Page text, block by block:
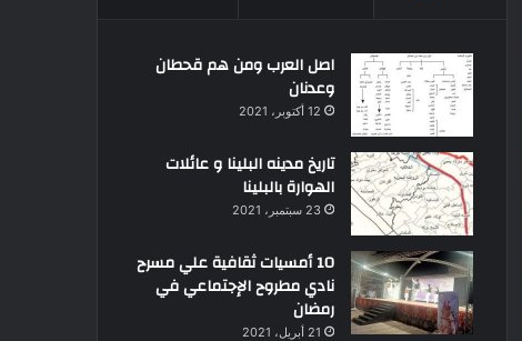
اصل العرب ومن هم قحطان
وعدنان
12 أكتوبر، 2021
تاريخ مدينه البلينا و عائلات
الهوارة بالبلينا
23 سبتمبر، 2021
10 أمسيات ثقافية علي مسرح
نادي مطروح الإجتماعي في
رمضان
21 أبريل، 2021